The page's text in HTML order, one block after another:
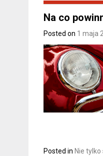
Na co
Posted on 1 maja
Posted in Nie